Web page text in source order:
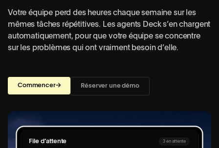
Votre équipe perd des heures chaque semaine sur les
mêmes tâches répétitives. Les agents Deck s’en chargent
automatiquement, pour que votre équipe se concentre
sur les problèmes qui ont vraiment besoin d’elle.
Commencer→ Réserver une démo
File d’attente 0 of 3